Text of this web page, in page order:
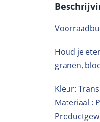
Houd je
granen,
Kleur:
Materiaal :